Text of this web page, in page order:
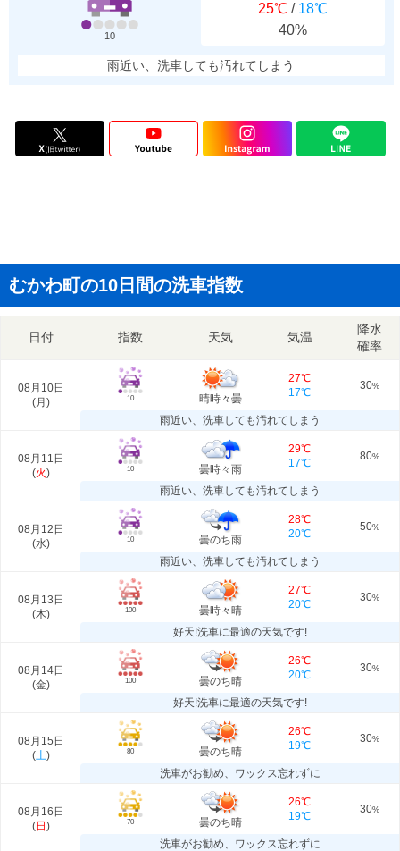
10
25℃ / 18℃
40%
雨近い、洗車しても汚れてしまう
むかわ町の10日間の洗車指数
日付 指数 天気 気温
降水
確率
08月10日
(月 ) 10 晴時々曇
27℃
17℃
30%
雨近い、洗車しても汚れてしまう
08月11日
(火) 10 曇時々雨
29℃
17℃
80%
雨近い、洗車しても汚れてしまう
08月12日
(水) 10 曇のち雨
28℃
20℃
50%
雨近い、洗車しても汚れてしまう
08月13日
(木) 100 曇時々晴
27℃
20℃
30%
好天!洗車に最適の天気です!
08月14日
(金) 100 曇のち晴
26℃
20℃
30%
好天!洗車に最適の天気です!
08月15日
(土) 80 曇のち晴
26℃
19℃
30%
洗車がお勧め、ワックス忘れずに
08月16日
(日 ) 70 曇のち晴
26℃
19℃
30%
洗車がお勧め、ワックス忘れずに